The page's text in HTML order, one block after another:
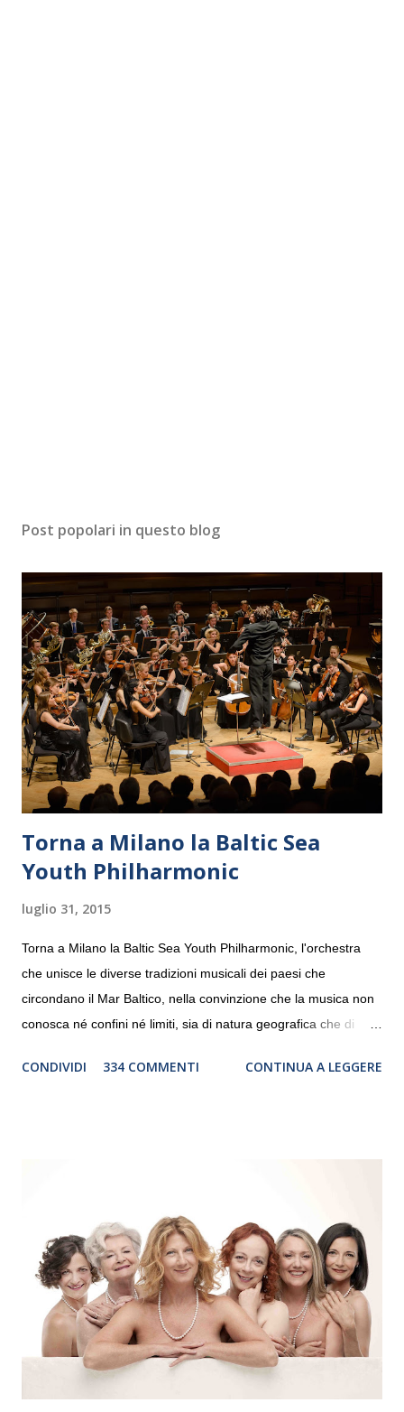
Post popolari in questo blog
Torna a Milano la Baltic Sea
Youth Philharmonic
luglio 31, 2015
Torna a Milano la Baltic Sea Youth Philharmonic, l'orchestra
che unisce le diverse tradizioni musicali dei paesi che
circondano il Mar Baltico, nella convinzione che la musica non
conosca né confini né limiti, sia di natura geografica che di
debutterà il 10 settembre a Heiden, in Germania, e toccherà, in
“Settembre dell’Accademia” dove si esibirà per il secondo anno
consecutivo. Il pubblico milanese avrà il piacere di applaudire i
giovani artisti della Baltic Sea Youth Philharmonic per la quarta
volta. L’orchestra, fondata nel 2008 da Kristjan Järvi (affiancato
da un prestigioso consiglio di consulent...
CONDIVIDI 334 COMMENTI CONTINUA A LEGGERE